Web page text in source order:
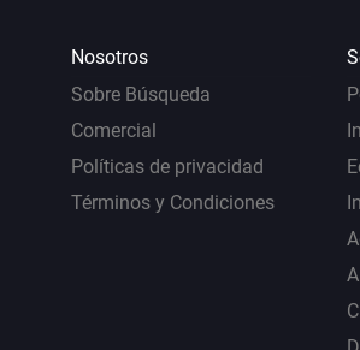
Nosotros
Sobre Búsqueda
Comercial
Políticas de privacidad
Términos y Condiciones